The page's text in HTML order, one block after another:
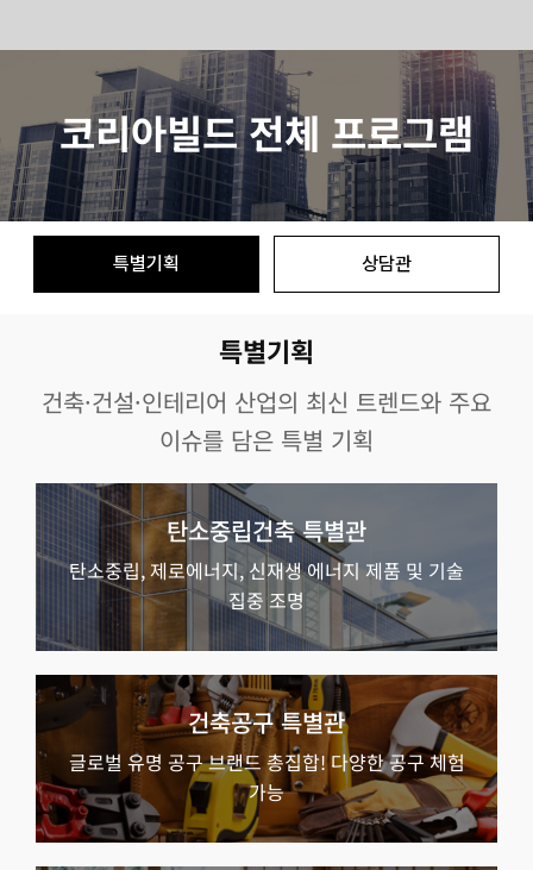
content코리아빌드 전체 프로그램
특별기획 상담관
특별기획
건축·건설·인테리어 산업의 최신 트렌드와 주요
이슈를 담은 특별 기획
탄소중립건축 특별관
탄소중립, 제로에너지, 신재생 에너지 제품 및 기술
집중 조명
건축공구 특별관
글로벌 유명 공구 브랜드 총집합! 다양한 공구 체험
가능